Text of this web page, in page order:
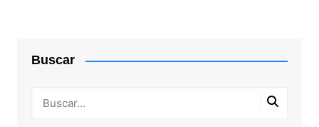
Buscar